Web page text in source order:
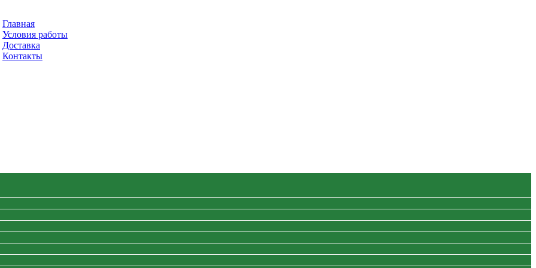
Главная
Условия работы
Доставка
Контакты